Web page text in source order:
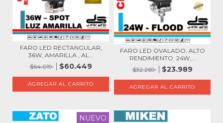
FARO LED RECTANGULAR,
36W, AMARILLA , AL...
$64.019
$60.449
FARO LED OVALADO, ALTO
RENDIMIENTO. 24W,...
$32.269
$23.989
NUEVO